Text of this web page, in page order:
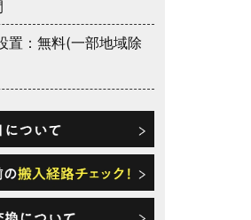
置：無料(一部地域除